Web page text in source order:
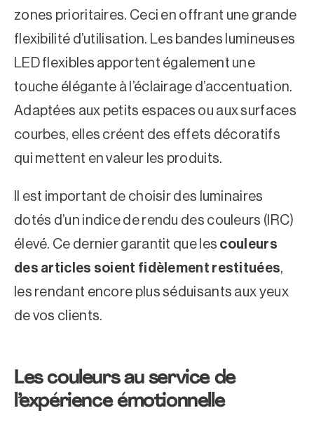
zones prioritaires. Ceci en offrant une grande
flexibilité d’utilisation. Les bandes lumineuses
LED flexibles apportent également une
touche élégante à l’éclairage d’accentuation.
Adaptées aux petits espaces ou aux surfaces
courbes, elles créent des effets décoratifs
qui mettent en valeur les produits.
Il est important de choisir des luminaires
dotés d’un indice de rendu des couleurs (IRC)
élevé. Ce dernier garantit que les couleurs
des articles soient fidèlement restituées,
les rendant encore plus séduisants aux yeux
de vos clients.
Les couleurs au service de
l’expérience émotionnelle